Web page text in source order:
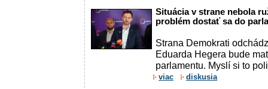
Situácia v strane nebola
problém dostať sa do
Strana Demokrati
Eduarda Hegera bude
parlamentu. Myslí si to
viac diskusia